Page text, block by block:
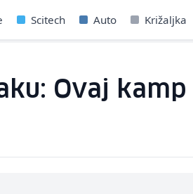
Scitech Auto Križaljka
Ovaj